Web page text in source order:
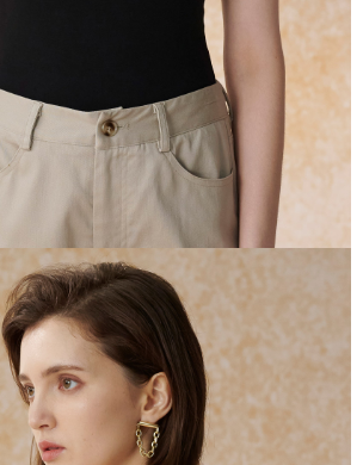
號或使用他人資訊註冊。若發現惡意使用之情形，
有權停止該用戶之使用額度並採取法律行動。